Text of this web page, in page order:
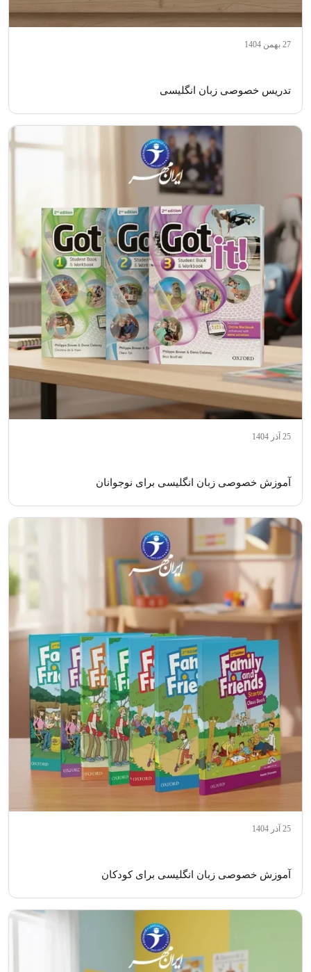
27 بهمن 1404
تدریس خصوصی زبان انگلیسی
25 آذر 1404
آموزش خصوصی زبان انگلیسی برای نوجوانان
25 آذر 1404
آموزش خصوصی زبان انگلیسی برای کودکان